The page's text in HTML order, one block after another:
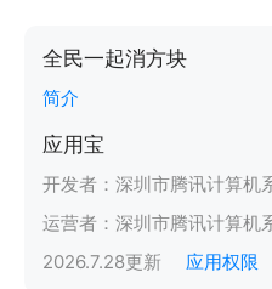
全民一起消方块
简介
应用宝
开发者： 深圳市腾讯计算机
运营者： 深圳市腾讯计算机
2026.7.28更新 应用权限